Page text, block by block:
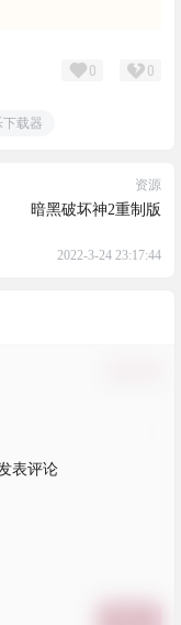
0 0
下载器
资源
暗黑破坏神2重制版
2022-3-24 23:17:44
表评论